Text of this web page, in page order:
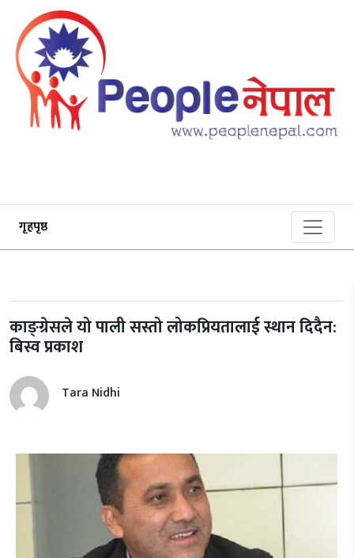
गृहपृष्ठ
काङ्ग्रेसले यो पाली सस्तो लोकप्रियतालाई स्थान दिदैन:
बिस्व प्रकाश
Tara Nidhi